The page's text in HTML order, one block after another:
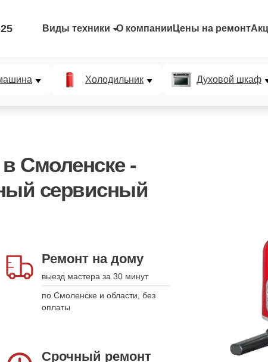
Виды техники О компании Цены на ремонт
Холодильник Духовой шкаф
Смоленске -
сервисный
Ремонт на дому
выезд мастера за 30 минут
по Смоленске и области, без
оплаты
Срочный ремонт
вы выбираете - мы
подстраиваемся
укажите дату, время и модель
устройства, а мы свяжемся для
Срочный ремонт